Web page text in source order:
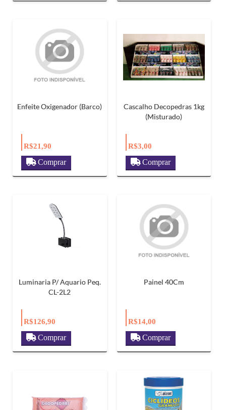
Enfeite Oxigenador (Barco)
R$21,90
Comprar
Cascalho Decopedras 1kg
(Misturado)
R$3,00
Comprar
Luminaria P/ Aquario Peq.
CL-2L2
R$126,90
Comprar
Painel 40Cm
R$14,00
Comprar